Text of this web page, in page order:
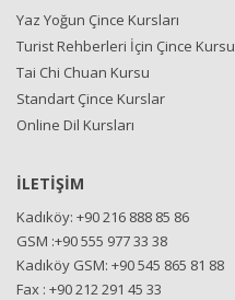
Yaz Yoğun Çince Kursları
Turist Rehberleri İçin Çince Kursu
Tai Chi Chuan Kursu
Standart Çince Kurslar
Online Dil Kursları
İLETİŞİM
Kadıköy: +90 216 888 85 86
GSM :+90 555 977 33 38
Kadıköy GSM: +90 545 865 81 88
Fax : +90 212 291 45 33